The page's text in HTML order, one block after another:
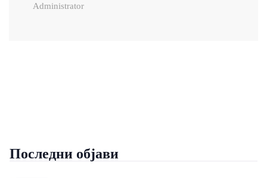
Administrator
Последни објави